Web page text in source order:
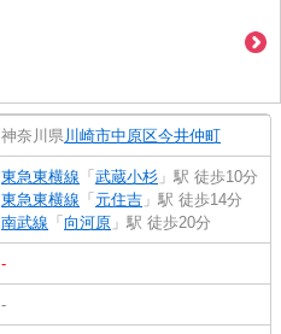
神奈川県川崎市中原区今井仲町
東急東横線 「 武蔵小杉 」駅 徒歩10分
東急東横線 「 元住吉 」駅 徒歩14分
南武線 「 向河原 」駅 徒歩20分
-
-